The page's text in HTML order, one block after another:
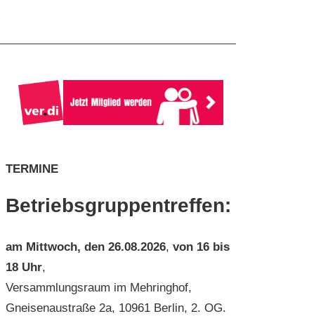
TERMINE
Betriebsgruppentreffen:
am Mittwoch, den 26.08.2026, von 16 bis
18 Uhr,
Versammlungsraum im Mehringhof,
Gneisenaustraße 2a, 10961 Berlin, 2. OG.